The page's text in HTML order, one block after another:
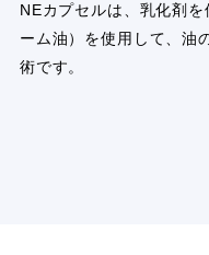
NEカプセルは、乳化剤
ーム油）を使用して、油
術です。